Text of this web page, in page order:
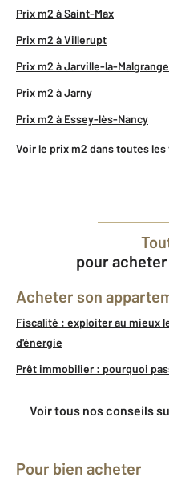
Prix m2 à Saint-Max
Prix m2 à Villerupt
Prix m2 à Jarville-la-Malgrange
Prix m2 à Jarny
Prix m2 à Essey-lès-Nancy
Voir le prix m2 dans toutes
pour
Acheter son
Fiscalité : exploiter au mieux
d'énergie
Prêt immobilier : pourquoi
Voir tous nos conseils
Pour bien acheter